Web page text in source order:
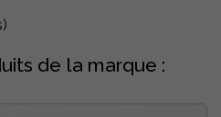
de la marque :